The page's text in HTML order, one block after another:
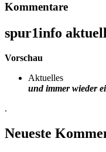
Kommentare
spur1info aktuell
Vorschau
Aktuelles
und immer wieder
.
Neueste